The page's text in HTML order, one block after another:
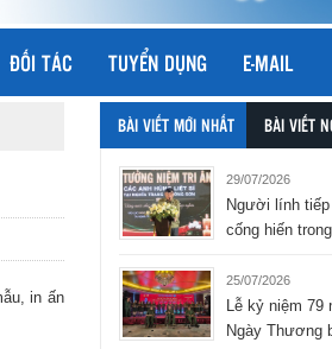
ĐỐI TÁC TUYỂN DỤNG E-MAIL
in ấn
BÀI VIẾT MỚI NHẤT BÀI VIẾT
29/07/2026
Người lính
cống hiến
Bình Group
25/07/2026
Lễ kỷ niệm 79
Ngày Thương